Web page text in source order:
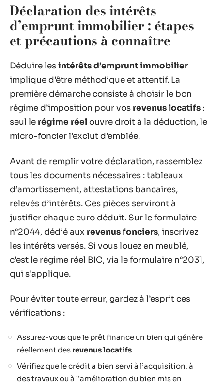
Déclaration des intérêts
d’emprunt immobilier : étapes
et précautions à connaître
Déduire lesintérêts d’emprunt immobilier
implique d’être méthodique et attentif. La
première démarche consiste à choisir le bon
régime d’imposition pour vos revenus locatifs :
seul le régime réel ouvre droit à la déduction, le
micro-foncier l’exclut d’emblée.
Avant de remplir votre déclaration, rassemblez
tous les documents nécessaires : tableaux
d’amortissement, attestations bancaires,
relevés d’intérêts. Ces pièces serviront à
justifier chaque euro déduit. Sur le formulaire
n°2044, dédié aux revenus fonciers, inscrivez
les intérêts versés. Si vous louez en meublé,
c’est le régime réel BIC, via le formulaire n°2031,
qui s’applique.
Pour éviter toute erreur, gardez à l’esprit ces
vérifications :
Assurez-vous que le prêt finance un bien qui génère
réellement des revenus locatifs
Vérifiez que le crédit a bien servi à l’acquisition, à
des travaux ou à l’amélioration du bien mis en